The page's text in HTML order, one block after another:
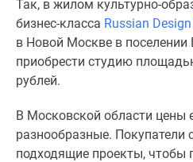
Так, в жилом культурно-
бизнес-класса Russian
в Новой Москве в
приобрести студию
рублей.
В Московской области цены
разнообразные. Покупатели
подходящие проекты, чтобы